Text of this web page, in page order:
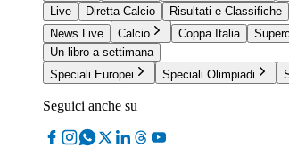
Live
Diretta Calcio
Risultati e Classifiche
News Live
Calcio Coppa Italia
Un libro a settimana
Speciali Europei
Speciali Olimpiadi
Seguici anche su